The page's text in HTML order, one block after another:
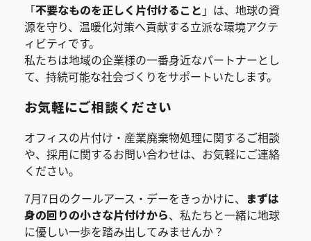
「不要なものを正しく片付けること 」は、地球の資
源を守り、温暖化対策へ貢献する立派な環境アクテ
ィビティです。
私たちは地域の企業様の一番身近なパートナーとし
て、持続可能な社会づくりをサポートいたします。
お気軽にご相談ください
オフィスの片付け・産業廃棄物処理に関するご相談
や、採用に関するお問い合わせは、お気軽にご連絡
ください。
7月7日のクールアース・デーをきっかけに、 まずは
身の回りの小さな片付けから、私たちと一緒に地球
に優しい一歩を踏み出してみませんか？